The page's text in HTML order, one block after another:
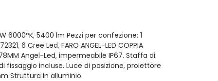
6000°K, 5400 lm Pezzi per confezione: 1
, 6 Cree Led, FARO ANGEL-LED COPPIA
Angel-Led, impermeabile IP67. Staffa di
fissaggio incluse. Luce di posizione, proiettore
Struttura in alluminio